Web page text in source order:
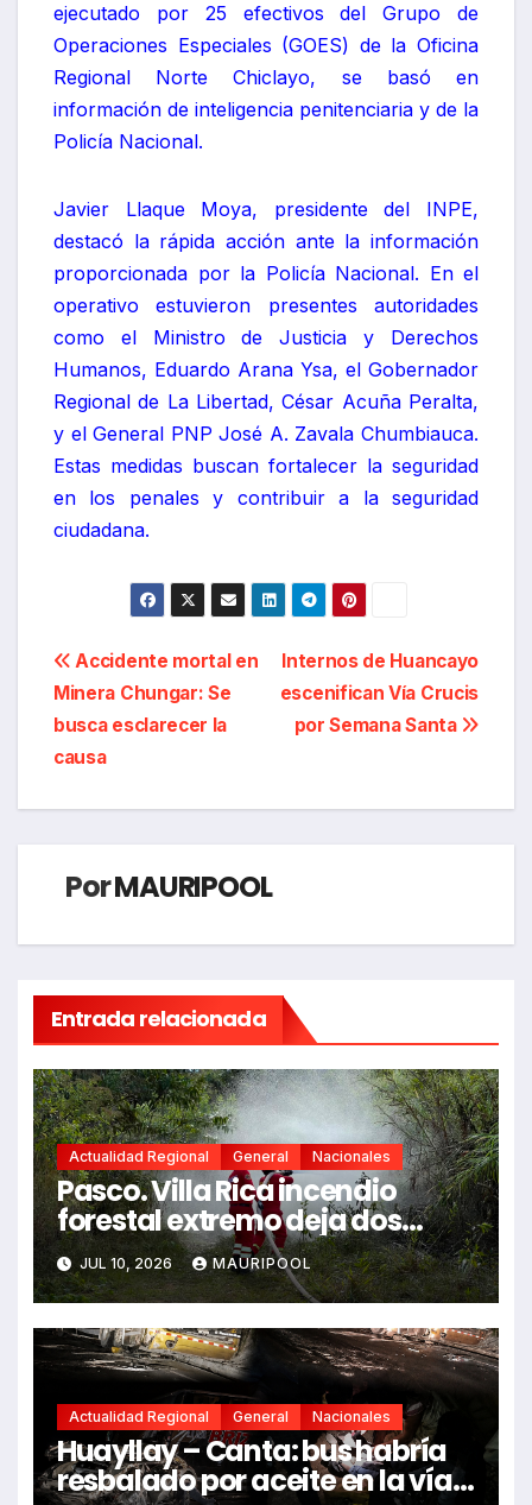
ejecutado por 25 efectivos del Grupo de
Operaciones Especiales (GOES) de la Oficina
Regional Norte Chiclayo, se basó en
información de inteligencia penitenciaria y de la
Policía Nacional.
Javier Llaque Moya, presidente del INPE,
destacó la rápida acción ante la información
proporcionada por la Policía Nacional. En el
operativo estuvieron presentes autoridades
como el Ministro de Justicia y Derechos
Humanos, Eduardo Arana Ysa, el Gobernador
Regional de La Libertad, César Acuña Peralta,
y el General PNP José A. Zavala Chumbiauca.
Estas medidas buscan fortalecer la seguridad
en los penales y contribuir a la seguridad
ciudadana.
Navegación
de
entradas
Internos de Huancayo
escenifican Vía Crucis
por Semana Santa
Accidente mortal en
Minera Chungar: Se
busca esclarecer la
causa
PorMAURIPOOL
Entrada relacionada
Actualidad Regional General Nacionales
Pasco. Villa Rica incendio
forestal extremo deja dos
fallecidos y heridos
JUL 10, 2026 MAURIPOOL
Actualidad Regional General Nacionales
Huayllay – Canta: bus habría
resbalado por aceite en la vía e